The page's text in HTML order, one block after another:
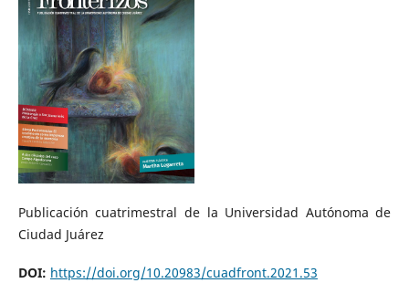
Publicación cuatrimestral de la Universidad Autónoma de
Ciudad Juárez
DOI: https://doi.org/10.20983/cuadfront.2021.53